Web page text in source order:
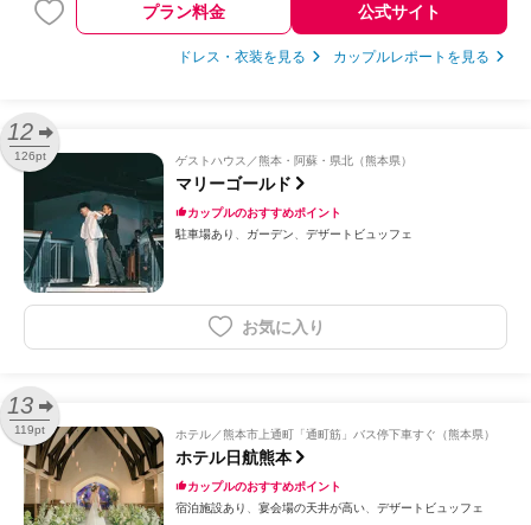
プラン料金 公式サイト
ドレス・衣装を見る カップルレポートを見る
12
126pt ゲストハウス 熊本・阿蘇・県北（熊本県）
マリーゴールド
カップルのおすすめポイント
駐車場あり
ガーデン デザートビュッフェ
お気に入り
13
119pt ホテル 熊本市上通町「通町筋」バス停下車すぐ（熊本県）
ホテル日航熊本
カップルのおすすめポイント
宿泊施設あり
宴会場の天井が高い デザートビュッフェ